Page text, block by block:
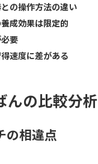
の操作方法の違い
成効果は限定的
要
速度に差がある
んの比較分析
の相違点